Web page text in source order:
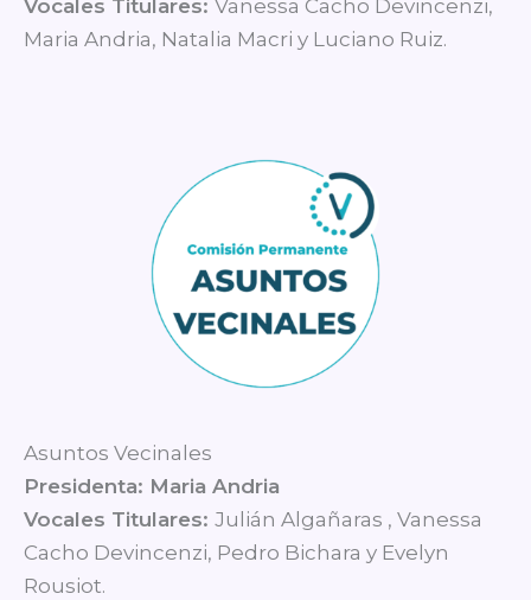
Vocales Titulares: Vanessa Cacho Devincenzi,
Maria Andria, Natalia Macri y Luciano Ruiz.
Asuntos Vecinales
Presidenta: Maria Andria
Vocales Titulares: Julián Algañaras , Vanessa
Cacho Devincenzi, Pedro Bichara y Evelyn
Rousiot.